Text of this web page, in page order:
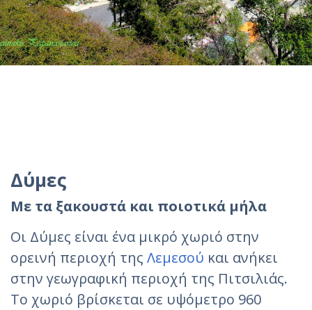
Δύμες
Με τα ξακουστά και ποιοτικά μήλα
Οι Δύμες είναι ένα μικρό χωριό στην
ορεινή περιοχή της Λεμεσού και ανήκει
στην γεωγραφική περιοχή της Πιτσιλιάς.
Το χωριό βρίσκεται σε υψόμετρο 960